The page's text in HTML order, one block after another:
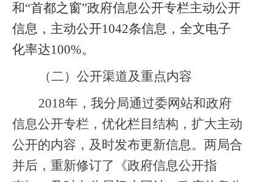
和“首都之窗”政府信息公开专栏主动公开
信息，主动公开1042条信息，全文电子
化率达100%。
（二）公开渠道及重点内容
2018年，我分局通过委网站和政府
信息公开专栏，优化栏目结构，扩大主动
公开的内容，及时发布更新信息。两局合
并后，重新修订了《政府信息公开指